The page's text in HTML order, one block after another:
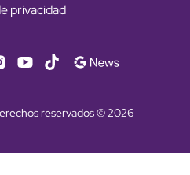
privacidad
reservados © 2026